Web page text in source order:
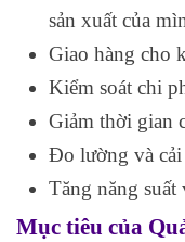
sản xuất của
Giao hàng cho
Kiểm soát chi
Giảm thời gian
Đo lường và cải
Tăng năng suất
Mục tiêu của